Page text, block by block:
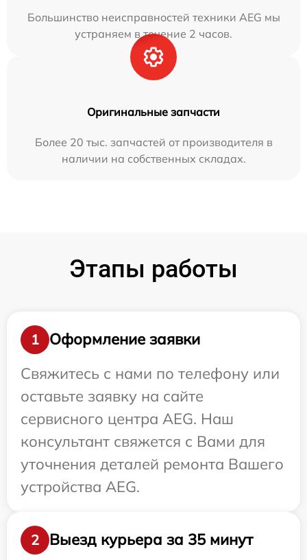
Большинство неисправностей техники AEG мы
устраняем в течение 2 часов.
Оригинальные запчасти
Более 20 тыс. запчастей от производителя в
наличии на собственных складах.
Этапы работы
1
Оформление заявки
Свяжитесь с нами по телефону или
оставьте заявку на сайте
сервисного центра AEG. Наш
консультант свяжется с Вами для
уточнения деталей ремонта Вашего
устройства AEG.
2
Выезд курьера за 35 минут